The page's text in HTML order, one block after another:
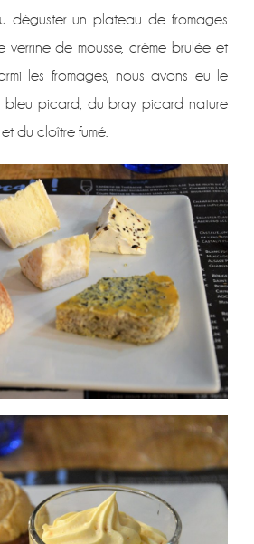
déguster un plateau de fromages
verrine de mousse, crème brulée et
les fromages, nous avons eu le
bleu picard, du bray picard nature
du cloître fumé.